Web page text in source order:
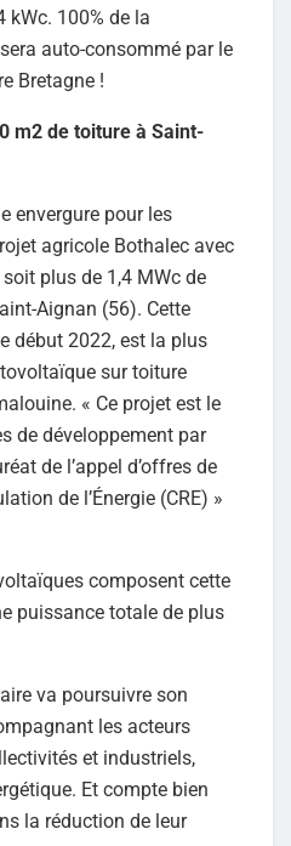
kWc. 100% de la
auto-consommé par le
Bretagne !
m2 de toiture à Saint-
envergure pour les
agricole Bothalec avec
plus de 1,4 MWc de
Aignan (56). Cette
début 2022, est la plus
sur toiture
« Ce projet est le
de développement par
de l’appel d’offres de
de l’Énergie (CRE) »
composent cette
puissance totale de plus
va poursuivre son
les acteurs
et industriels,
Et compte bien
la réduction de leur